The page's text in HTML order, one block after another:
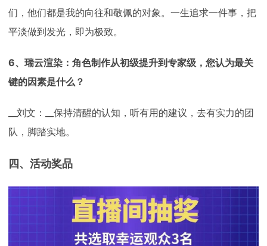
们，他们都是我的向往和敬佩的对象。一生追求一件事，把
平淡做到发光，即为极致。
6、瑞云渲染：角色制作从初级提升到专家级，您认为最关
键的因素是什么？
__刘文：__保持清醒的认知，听有用的建议，去有实力的团
队，脚踏实地。
四、活动奖品